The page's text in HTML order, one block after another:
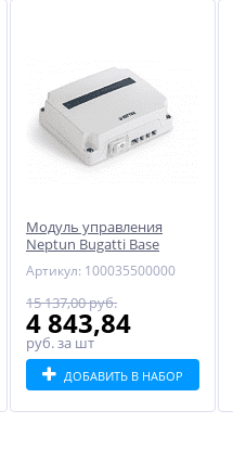
Модуль управления
Neptun Bugatti Base
Артикул: 100035500000
15 137,00 руб.
4 843,84
руб.за шт
ДОБАВИТЬ В НАБОР